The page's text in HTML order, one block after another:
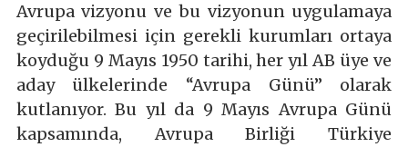
Avrupa vizyonu ve bu vizyonun uygulamaya
geçirilebilmesi için gerekli kurumları ortaya
koyduğu 9 Mayıs 1950 tarihi, her yıl AB üye ve
aday ülkelerinde “Avrupa Günü” olarak
kutlanıyor. Bu yıl da 9 Mayıs Avrupa Günü
kapsamında, Avrupa Birliği Türkiye